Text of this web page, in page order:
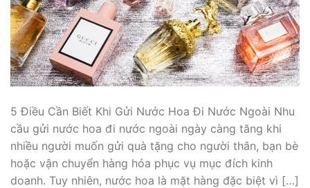
5 Điều Cần Biết Khi Gửi Nước Hoa Đi Nước Ngoài Nhu
cầu gửi nước hoa đi nước ngoài ngày càng tăng khi
nhiều người muốn gửi quà tặng cho người thân, bạn bè
hoặc vận chuyển hàng hóa phục vụ mục đích kinh
doanh. Tuy nhiên, nước hoa là mặt hàng đặc biệt vì […]